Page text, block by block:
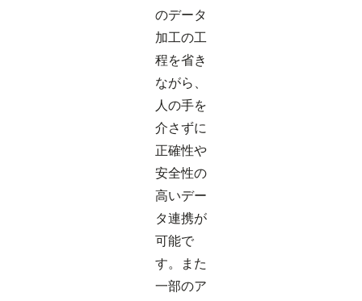
のデータ
加工の工
程を省き
ながら、
人の手を
介さずに
正確性や
安全性の
高いデー
タ連携が
可能で
す。また
一部のア